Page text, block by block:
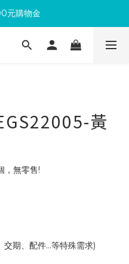
購物金
元購物金
領取50元購物金
黃
，無零售!
交期、配件...等特殊需求)